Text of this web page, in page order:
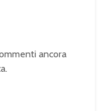
ancora